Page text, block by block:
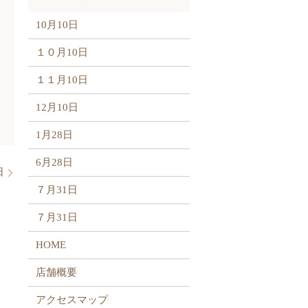
10月10日
１０月10日
１１月10日
12月10日
1月28日
6月28日
７月31日
７月31日
HOME
店舗概要
アクセスマップ